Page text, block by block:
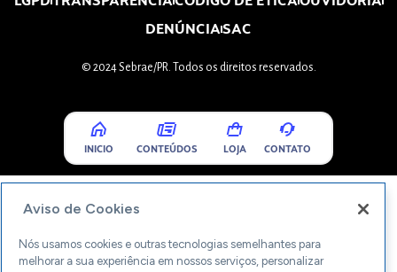
DENÚNCIASAC
© 2024 Sebrae/PR. Todos os direitos reservados.
INICIO CONTEÚDOS LOJA CONTATO
Aviso de Cookies
Nós usamos cookies e outras tecnologias semelhantes para
melhorar a sua experiência em nossos serviços, personalizar